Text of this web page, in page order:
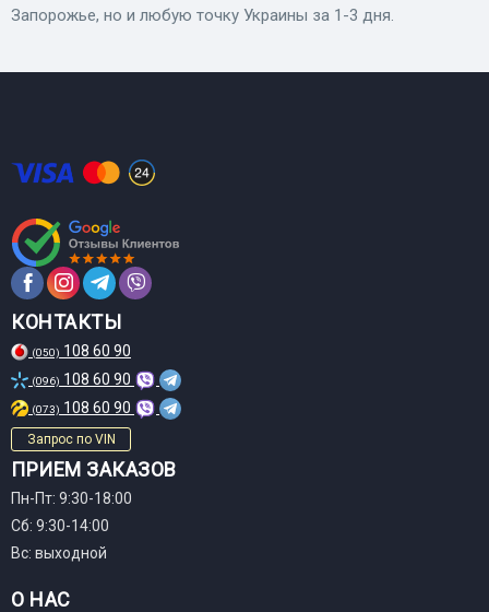
Запорожье, но и любую точку Украины за 1-3 дня.
КОНТАКТЫ
(050) 108 60 90
(096) 108 60 90
(073) 108 60 90
Запрос по VIN
ПРИЕМ ЗАКАЗОВ
Пн-Пт: 9:30-18:00
Сб: 9:30-14:00
Вс: выходной
О НАС